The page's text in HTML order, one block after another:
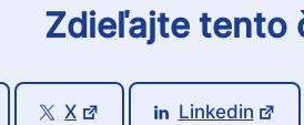
Zdieľajte tento
X Linkedin